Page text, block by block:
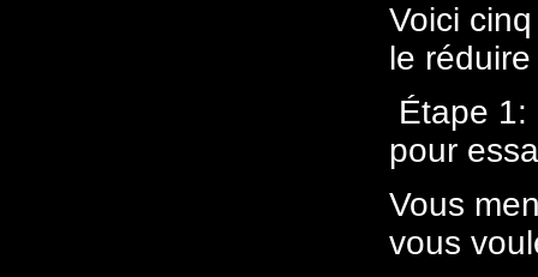
Voici
le
Étape 1:
pour
Vous
vous